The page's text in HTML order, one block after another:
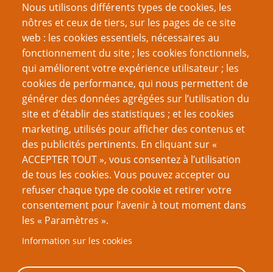
Nous utilisons différents types de cookies, les
nôtres et ceux de tiers, sur les pages de ce site
web : les cookies essentiels, nécessaires au
fonctionnement du site ; les cookies fonctionnels,
qui améliorent votre expérience utilisateur ; les
cookies de performance, qui nous permettent de
générer des données agrégées sur l’utilisation du
site et d’établir des statistiques ; et les cookies
marketing, utilisés pour afficher des contenus et
des publicités pertinents. En cliquant sur «
ACCEPTER TOUT », vous consentez à l’utilisation
de tous les cookies. Vous pouvez accepter ou
refuser chaque type de cookie et retirer votre
consentement pour l’avenir à tout moment dans
les « Paramètres ».
Information sur les cookies
Des objets magiques autrement
Comment James Wallis a gâché la vie de mon
personnage
Il vous faut un Avocat (ès règles), les mecs !
Pagination 1
Page
suivante
››
VOUS AIMEREZ AUSSI
La gestion de la moralité dans quelques JdR
Explosion de planètes !
24 images par seconde : un bref historique des
licences cinématographiques dans les JdR
Cinq choses qu’un rôliste peut apprendre de “Star